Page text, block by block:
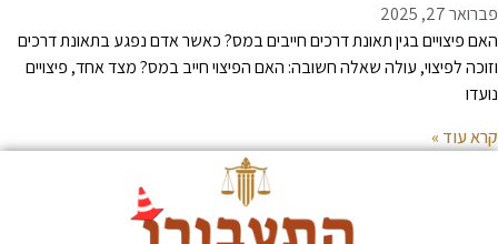
27, 2025
פיצויים בגין תאונת דרכים חייבים במס? כאשר אדם נפגע בתאונת דרכים
לפיצוי, עולה שאלה חשובה: האם הפיצוי חייב במס? מצד אחד, פיצויים
עוד »